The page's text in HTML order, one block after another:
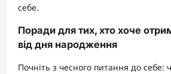
себе.
Поради для тих, хто хоче
від дня народження
Почніть з чесного питання до себе: